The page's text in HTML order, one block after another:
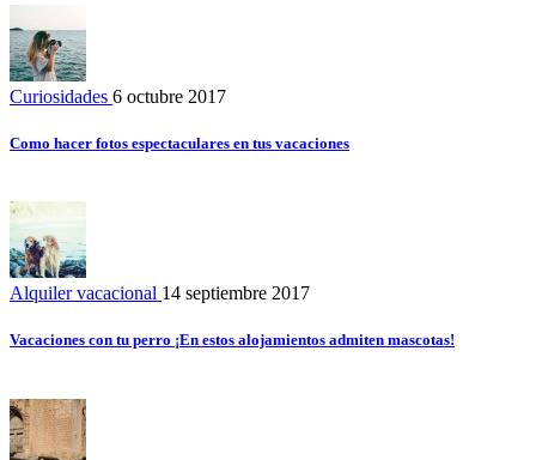
Curiosidades 6 octubre 2017
Como hacer fotos espectaculares en tus vacaciones
Alquiler vacacional 14 septiembre 2017
Vacaciones con tu perro ¡En estos alojamientos admiten mascotas!